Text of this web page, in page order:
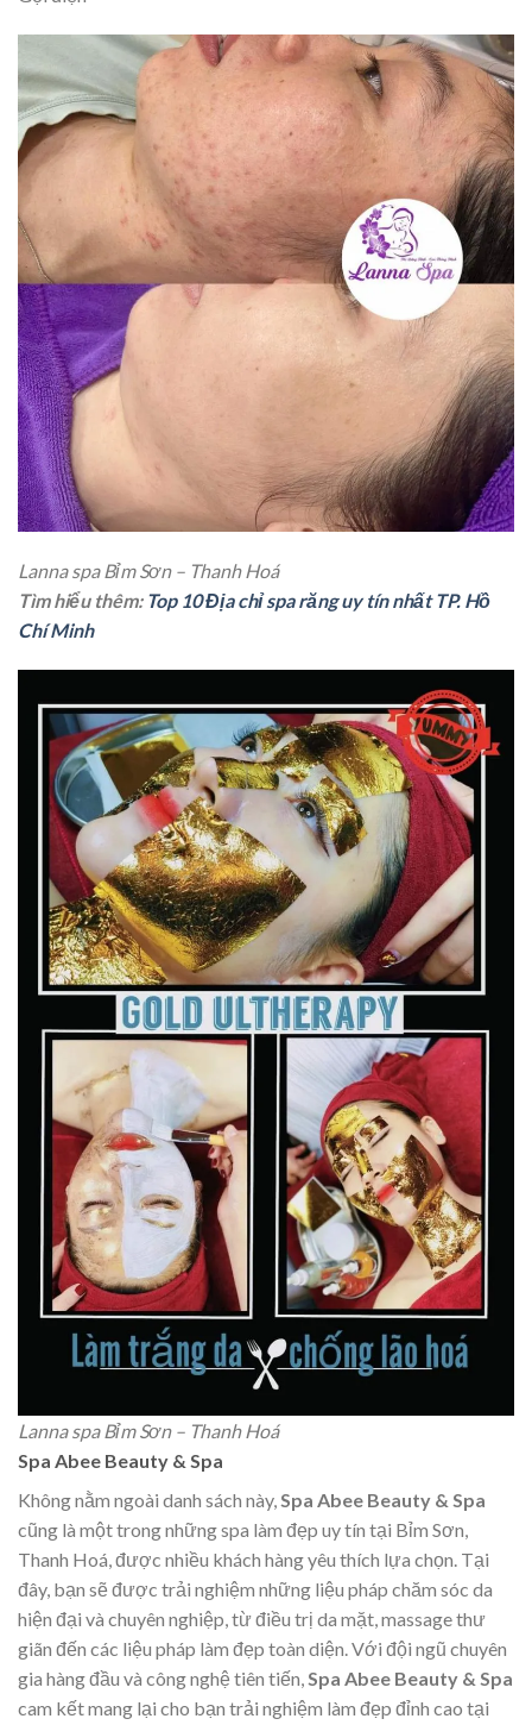
Lanna spa Bỉm Sơn – Thanh Hoá
Tìm hiểu thêm: Top 10 Địa chỉ spa răng uy tín nhất TP. Hồ
Chí Minh
Lanna spa Bỉm Sơn – Thanh Hoá
Spa Abee Beauty & Spa
Không nằm ngoài danh sách này,Spa Abee Beauty & Spa
cũng là một trong những spa làm đẹp uy tín tại Bỉm Sơn,
Thanh Hoá, được nhiều khách hàng yêu thích lựa chọn. Tại
đây, bạn sẽ được trải nghiệm những liệu pháp chăm sóc da
hiện đại và chuyên nghiệp, từ điều trị da mặt, massage thư
giãn đến các liệu pháp làm đẹp toàn diện. Với đội ngũ chuyên
gia hàng đầu và công nghệ tiên tiến,Spa Abee Beauty & Spa
cam kết mang lại cho bạn trải nghiệm làm đẹp đỉnh cao tại